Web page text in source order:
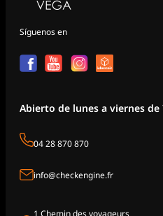
Síguenos en
Abierto de lunes a viernes de
04 28 870 870
info@checkengine.fr
1 Chemin des voyageurs